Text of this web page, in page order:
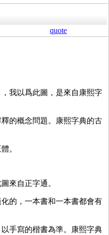
quote
我以爲此圖，是來自康熙字
的概念問題。康熙字典的古
。
來自正字通。
的，一本書和一本書都會有
手寫的楷書為準。康熙字典